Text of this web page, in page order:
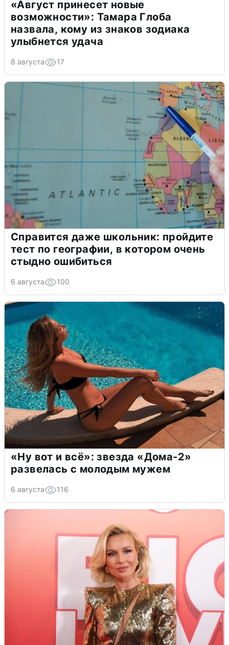
«Август принесет новые
возможности»: Тамара Глоба
назвала, кому из знаков зодиака
улыбнется удача
8 августа 17
Справится даже школьник: пройдите
тест по географии, в котором очень
стыдно ошибиться
6 августа 100
«Ну вот и всё»: звезда «Дома-2»
развелась с молодым мужем
6 августа 116